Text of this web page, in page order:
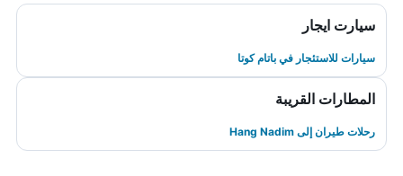
سيارت ايجار
سيارات للاستئجار في باتام كوتا
المطارات القريبة
رحلات طيران إلى Hang Nadim